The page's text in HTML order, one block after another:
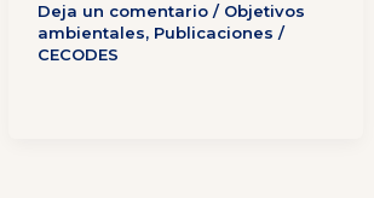
Deja un comentario / Objetivos
ambientales, Publicaciones /
CECODES